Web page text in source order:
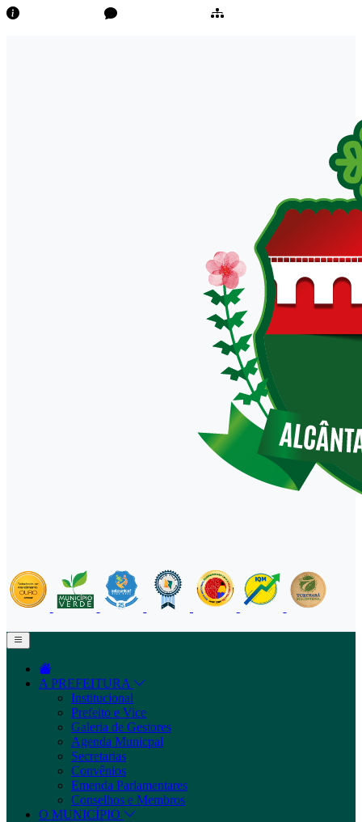
A PREFEITURA
Institucional
Prefeito e Vice
Galeria de Gestores
Agenda Municpal
Secretarias
Convênios
Emenda Parlamentares
Conselhos e Membros
O MUNICÍPIO